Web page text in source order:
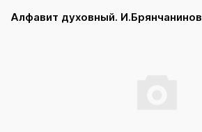
Алфавит духовный. И.Брянчанинов